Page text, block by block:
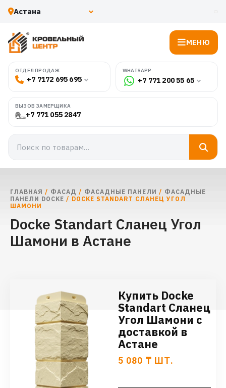
МЕНЮ
ОТДЕЛ ПРОДАЖ
+7 7172 695 695
WHATSAPP
+7 771 200 55 65
ВЫЗОВ ЗАМЕРЩИКА
+7 771 055 2847
ГЛАВНАЯ / ФАСАД / ФАСАДНЫЕ ПАНЕЛИ / ФАСАДНЫЕ
ПАНЕЛИ DOCKE / DOCKE STANDART СЛАНЕЦ УГОЛ
ШАМОНИ
Docke Standart Сланец Угол
Шамони в Астане
Купить Docke
Standart Сланец
Угол Шамони с
доставкой в
Астане
5 080 ₸ ШТ.